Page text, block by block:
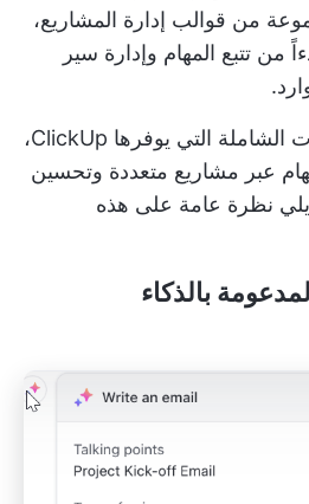
من قوالب إدارة المشاريع،
تتبع المهام وإدارة سير
وبفضل مجموعة الميزات الشاملة التي يوفرها ClickUp،
عبر مشاريع متعددة وتحسين
نظرة عامة على هذه
بالذكاء